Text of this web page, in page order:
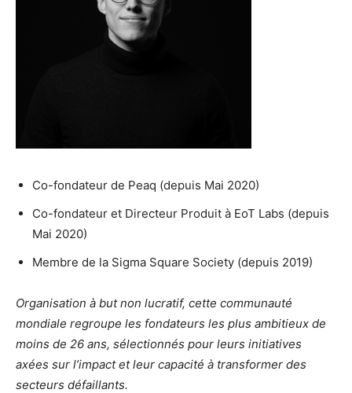
Co-fondateur de Peaq (depuis Mai 2020)
Co-fondateur et Directeur Produit à EoT Labs (depuis
Mai 2020)
Membre de la Sigma Square Society (depuis 2019)
Organisation à but non lucratif, cette communauté
mondiale regroupe les fondateurs les plus ambitieux de
moins de 26 ans, sélectionnés pour leurs initiatives
axées sur l’impact et leur capacité à transformer des
secteurs défaillants.